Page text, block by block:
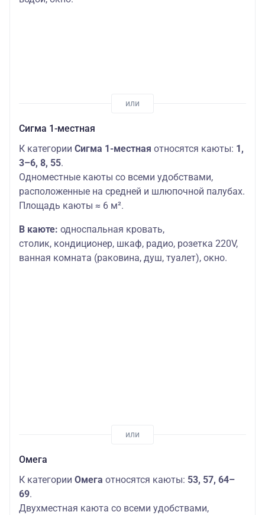
Сигма 1-местная
К категории Сигма 1-местная относятся каюты: 1,
3–6, 8, 55.
Одноместные каюты со всеми удобствами,
расположенные на средней и шлюпочной палубах.
Площадь каюты ≈ 6 м².
В каюте: односпальная кровать,
столик, кондиционер, шкаф, радио, розетка 220V,
ванная комната (раковина, душ, туалет), окно.
Омега
К категории Омега относятся каюты: 53, 57, 64–
69.
Двухместная каюта со всеми удобствами,